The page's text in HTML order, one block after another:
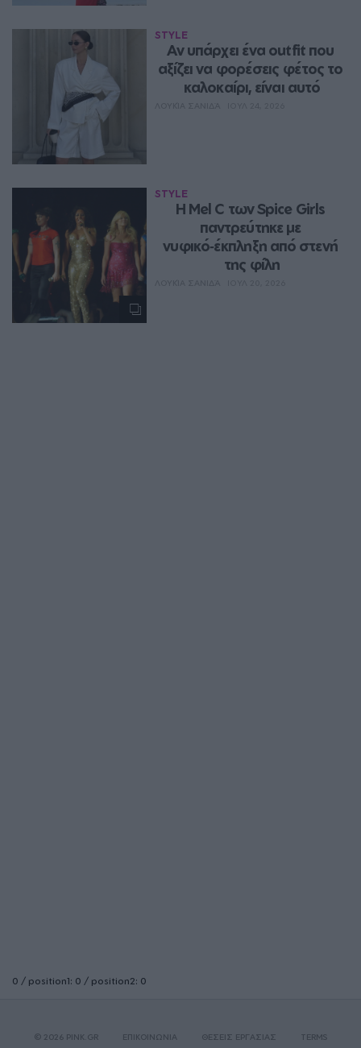
STYLE
Αν υπάρχει ένα outfit που
αξίζει να φορέσεις φέτος το
καλοκαίρι, είναι αυτό
STYLE
Η Mel C των Spice Girls
παντρεύτηκε με
νυφικό‑έκπληξη από στενή
της φίλη
0 / position1: 0 / position2: 0
© 2026 PINK.GR ΕΠΙΚΟΙΝΩΝΙΑ ΘΕΣΕΙΣ ΕΡΓΑΣΙΑΣ TERMS